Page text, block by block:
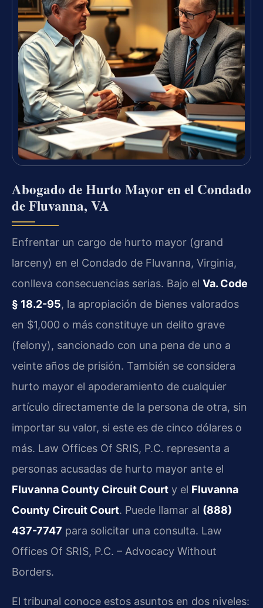
Abogado de Hurto Mayor en el Condado
de Fluvanna, VA
Enfrentar un cargo de hurto mayor (grand
larceny) en el Condado de Fluvanna, Virginia,
conlleva consecuencias serias. Bajo el Va. Code
§ 18.2-95, la apropiación de bienes valorados
en $1,000 o más constituye un delito grave
(felony), sancionado con una pena de uno a
veinte años de prisión. También se considera
hurto mayor el apoderamiento de cualquier
artículo directamente de la persona de otra, sin
importar su valor, si este es de cinco dólares o
más. Law Offices Of SRIS, P.C. representa a
personas acusadas de hurto mayor ante el
Fluvanna County Circuit Court y el Fluvanna
County Circuit Court. Puede llamar al (888)
437-7747 para solicitar una consulta. Law
Offices Of SRIS, P.C. – Advocacy Without
Borders.
El tribunal conoce estos asuntos en dos niveles: